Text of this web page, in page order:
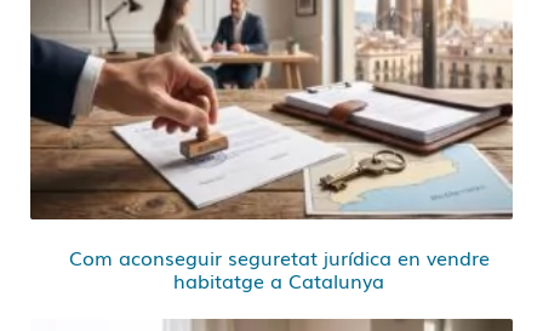
Com aconseguir seguretat jurídica en vendre
habitatge a Catalunya